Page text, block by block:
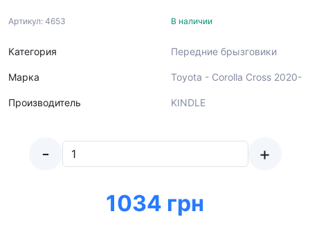
Артикул: 4653
Категория
Марка
Производитель
В наличии
Передние брызговики
Toyota - Corolla Cross 2020-
KINDLE
- +
1034 грн